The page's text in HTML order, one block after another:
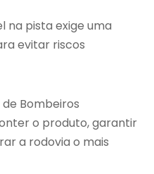
na pista exige uma
evitar riscos
de Bombeiros
o produto, garantir
a rodovia o mais